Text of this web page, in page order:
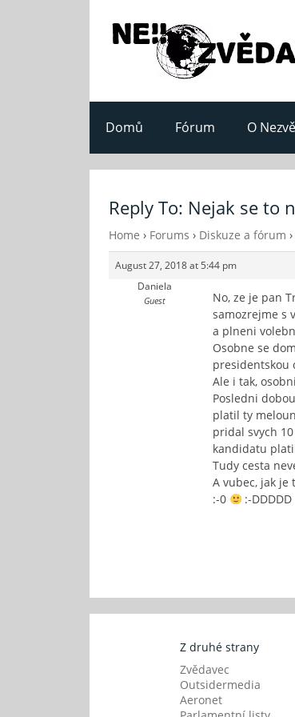
Domů Fórum O
Reply To: Nejak se to
Home › Forums › Diskuze a fórum ›
August 27, 2018 at 5:44 pm
Daniela
Guest
No, ze je pan
samozrejme s
a plneni
Osobne se
presidentskou
Ale i tak,
Posledni
platil ty
pridal svych
kandidatu
Tudy cesta
A vubec, jak je
:-0
:-DDDDD
Z druhé strany
Zvědavec
Outsidermedia
Aeronet